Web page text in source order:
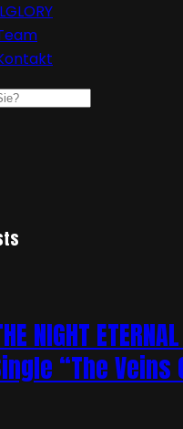
NIGHT
“The Veins